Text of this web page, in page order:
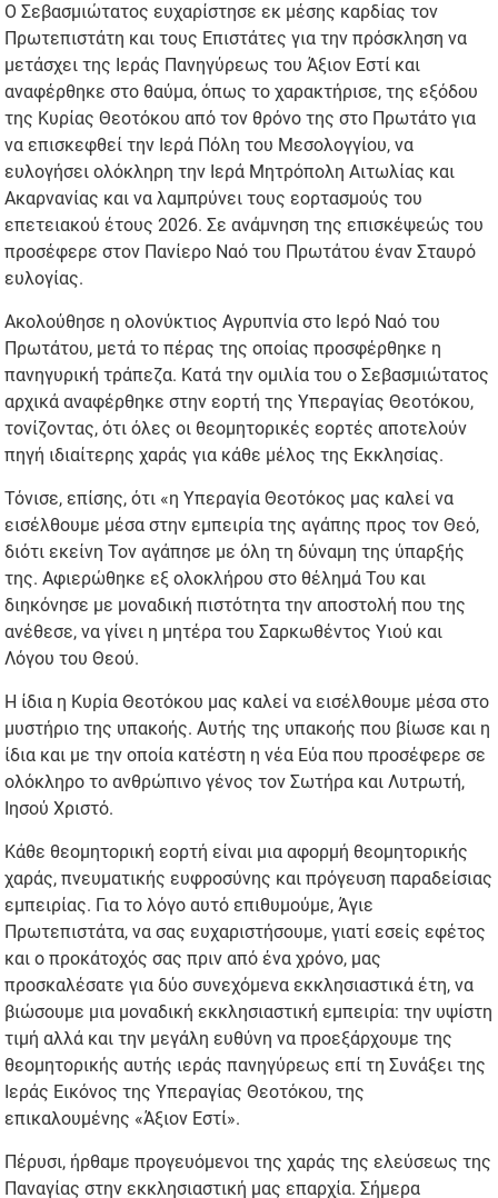
Ο Σεβασμιώτατος ευχαρίστησε εκ μέσης καρδίας τον
Πρωτεπιστάτη και τους Επιστάτες για την πρόσκληση να
μετάσχει της Ιεράς Πανηγύρεως του Άξιον Εστί και
αναφέρθηκε στο θαύμα, όπως το χαρακτήρισε, της εξόδου
της Κυρίας Θεοτόκου από τον θρόνο της στο Πρωτάτο για
να επισκεφθεί την Ιερά Πόλη του Μεσολογγίου, να
ευλογήσει ολόκληρη την Ιερά Μητρόπολη Αιτωλίας και
Ακαρνανίας και να λαμπρύνει τους εορτασμούς του
επετειακού έτους 2026. Σε ανάμνηση της επισκέψεώς του
προσέφερε στον Πανίερο Ναό του Πρωτάτου έναν Σταυρό
ευλογίας.
Ακολούθησε η ολονύκτιος Αγρυπνία στο Ιερό Ναό του
Πρωτάτου, μετά το πέρας της οποίας προσφέρθηκε η
πανηγυρική τράπεζα. Κατά την ομιλία του ο Σεβασμιώτατος
αρχικά αναφέρθηκε στην εορτή της Υπεραγίας Θεοτόκου,
τονίζοντας, ότι όλες οι θεομητορικές εορτές αποτελούν
πηγή ιδιαίτερης χαράς για κάθε μέλος της Εκκλησίας.
Τόνισε, επίσης, ότι «η Υπεραγία Θεοτόκος μας καλεί να
εισέλθουμε μέσα στην εμπειρία της αγάπης προς τον Θεό,
διότι εκείνη Τον αγάπησε με όλη τη δύναμη της ύπαρξής
της. Αφιερώθηκε εξ ολοκλήρου στο θέλημά Του και
διηκόνησε με μοναδική πιστότητα την αποστολή που της
ανέθεσε, να γίνει η μητέρα του Σαρκωθέντος Υιού και
Λόγου του Θεού.
Η ίδια η Κυρία Θεοτόκου μας καλεί να εισέλθουμε μέσα στο
μυστήριο της υπακοής. Αυτής της υπακοής που βίωσε και η
ίδια και με την οποία κατέστη η νέα Εύα που προσέφερε σε
ολόκληρο το ανθρώπινο γένος τον Σωτήρα και Λυτρωτή,
Ιησού Χριστό.
Κάθε θεομητορική εορτή είναι μια αφορμή θεομητορικής
χαράς, πνευματικής ευφροσύνης και πρόγευση παραδείσιας
εμπειρίας. Για το λόγο αυτό επιθυμούμε, Άγιε
Πρωτεπιστάτα, να σας ευχαριστήσουμε, γιατί εσείς εφέτος
και ο προκάτοχός σας πριν από ένα χρόνο, μας
προσκαλέσατε για δύο συνεχόμενα εκκλησιαστικά έτη, να
βιώσουμε μια μοναδική εκκλησιαστική εμπειρία: την υψίστη
τιμή αλλά και την μεγάλη ευθύνη να προεξάρχουμε της
θεομητορικής αυτής ιεράς πανηγύρεως επί τη Συνάξει της
Ιεράς Εικόνος της Υπεραγίας Θεοτόκου, της
επικαλουμένης «Άξιον Εστί».
Πέρυσι, ήρθαμε προγευόμενοι της χαράς της ελεύσεως της
Παναγίας στην εκκλησιαστική μας επαρχία. Σήμερα